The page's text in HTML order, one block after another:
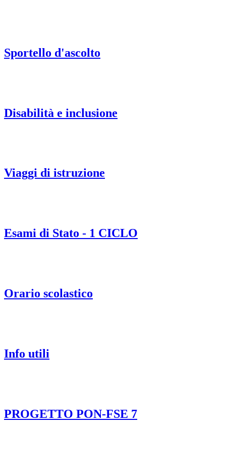
Sportello d'ascolto
Disabilità e inclusione
Viaggi di istruzione
Esami di Stato - 1 CICLO
Orario scolastico
Info utili
PROGETTO PON-FSE 7